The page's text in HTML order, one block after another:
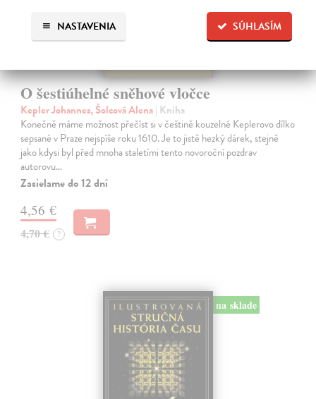
SÚHLASÍM
NASTAVENIA
O šestiúhelné sněhové vločce
Kepler Johannes, Šolcová Alena| Kniha
Konečně máme možnost přečíst si v češtině kouzelné Keplerovo dílko
sepsané v Praze nejspíše roku 1610. Je to jistě hezký dárek, stejně
jako kdysi byl před mnoha staletími tento novoroční pozdrav
autorovu…
Zasielame do 12 dní
4,56 €
4,70 € ?
na sklade